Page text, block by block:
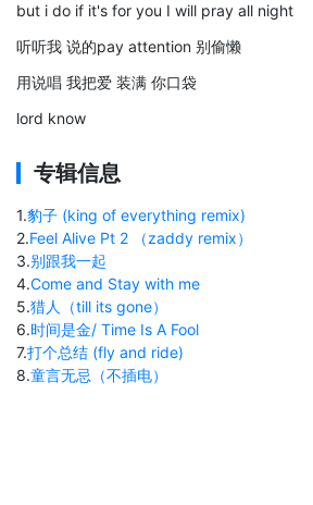
but i do if it's for you I will pray all night
听听我 说的pay attention 别偷懒
用说唱 我把爱 装满 你口袋
lord know
专辑信息
1.豹子 (king of everything remix)
2.Feel Alive Pt 2 （zaddy remix）
3.别跟我一起
4.Come and Stay with me
5.猎人（till its gone）
6.时间是金/ Time Is A Fool
7.打个总结 (fly and ride)
8.童言无忌（不插电）